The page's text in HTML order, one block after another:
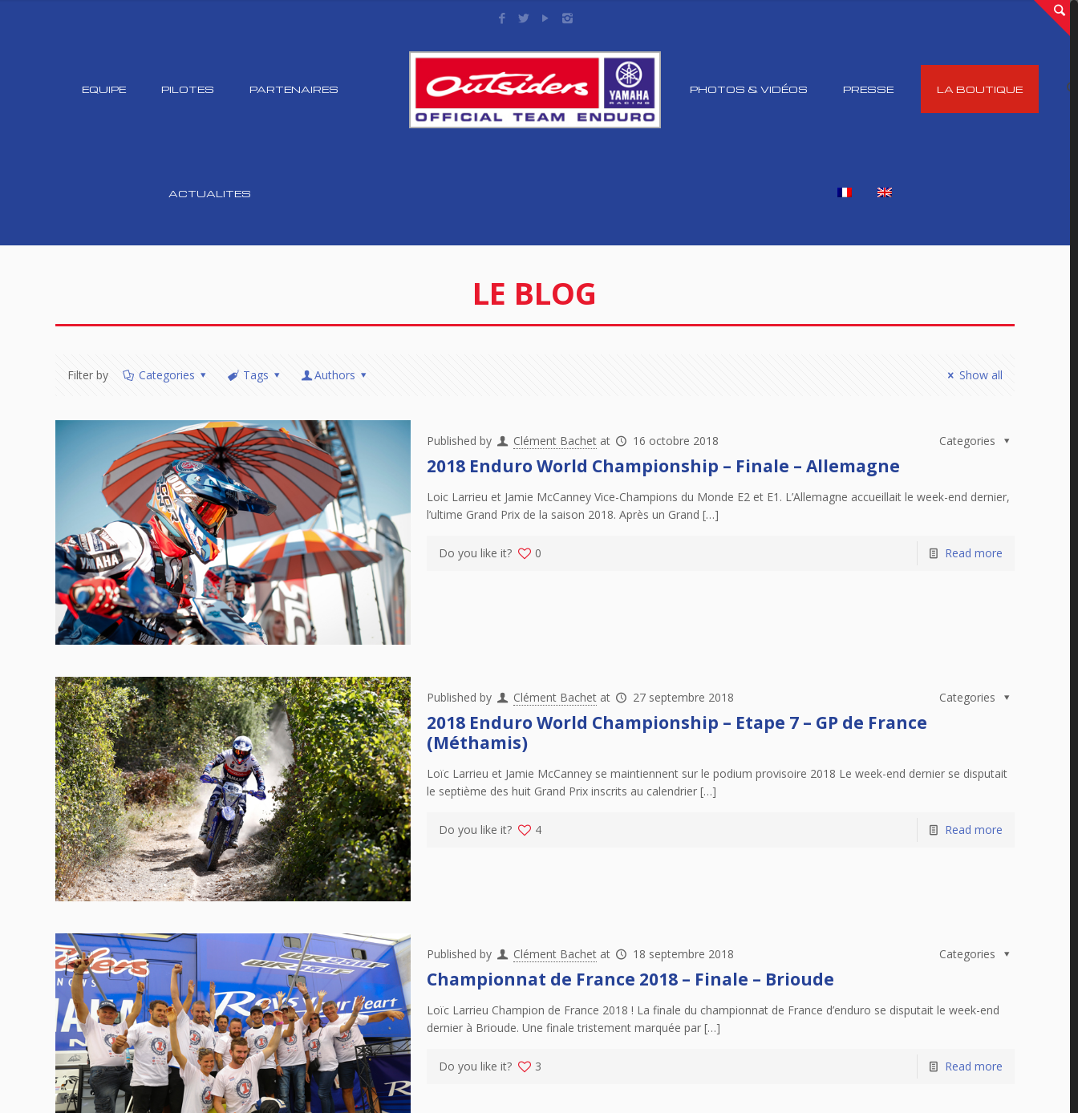
EQUIPE PILOTES PARTENAIRES
ACTUALITES
PHOTOS & VIDÉOS PRESSE LA BOUTIQUE
LE BLOG
Filter by Categories Tags Authors Show all
Published by Clément Bachet at 16 octobre 2018 Categories
2018 Enduro World Championship – Finale – Allemagne
Loic Larrieu et Jamie McCanney Vice-Champions du Monde E2 et E1. L’Allemagne accueillait le week-end dernier,
l’ultime Grand Prix de la saison 2018. Après un Grand […]
Do you like it? 0 Read more
Published by Clément Bachet at 27 septembre 2018 Categories
2018 Enduro World Championship – Etape 7 – GP de France
(Méthamis)
Loïc Larrieu et Jamie McCanney se maintiennent sur le podium provisoire 2018 Le week-end dernier se disputait
le septième des huit Grand Prix inscrits au calendrier […]
Do you like it? 4 Read more
Published by Clément Bachet at 18 septembre 2018 Categories
Championnat de France 2018 – Finale – Brioude
Loïc Larrieu Champion de France 2018 ! La finale du championnat de France d’enduro se disputait le week-end
dernier à Brioude. Une finale tristement marquée par […]
Do you like it? 3 Read more